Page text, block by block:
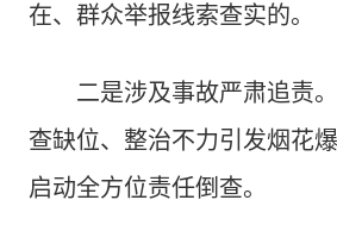
在、群众举报线索查实的。
二是涉及事故严肃追责。
查缺位、整治不力引发烟花
启动全方位责任倒查。